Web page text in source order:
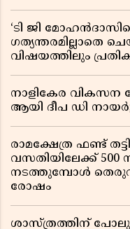
‘ടി ജി
ഗത്യന്തരമില്ലാതെ
വിഷയത്തിലും
നാളികേര വികസന
ആയി ദീപ ഡി
രാമക്ഷേത്ര ഫണ്ട്
വസതിയിലേക്ക് 500
നടത്തുമ്പോൾ
രോഷം
ശാസ്ത്രത്തിന്